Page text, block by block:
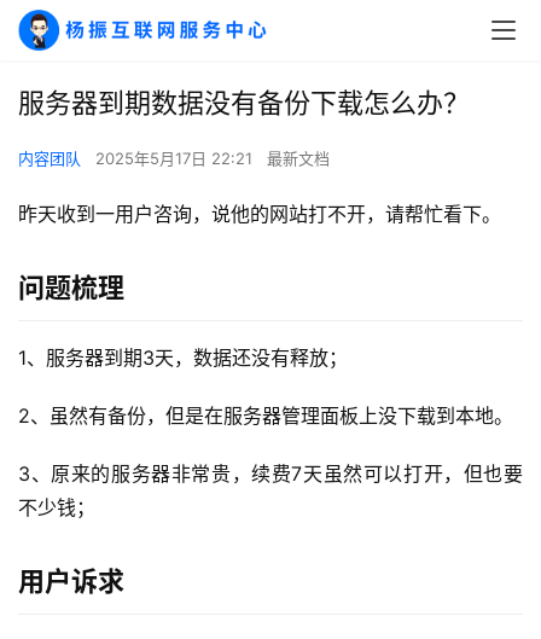
A
实
干
服务器到期数据没有备份下载怎么办？
内容团队 2025年5月17日 22:21 最新文档
昨天收到一用户咨询，说他的网站打不开，请帮忙看下。
问题梳理
1、服务器到期3天，数据还没有释放；
2、虽然有备份，但是在服务器管理面板上没下载到本地。
3、原来的服务器非常贵，续费7天虽然可以打开，但也要
不少钱；
用户诉求